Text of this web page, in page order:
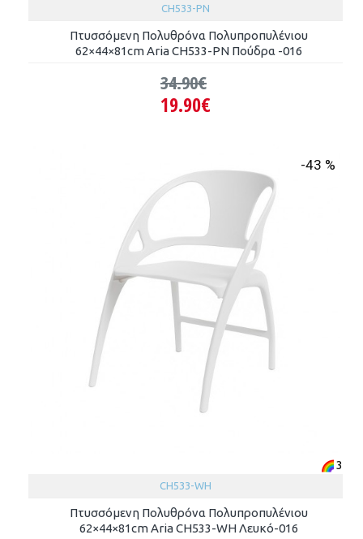
CH533-PN
Πτυσσόμενη Πολυθρόνα Πολυπροπυλένιου
62×44×81cm Aria CH533-PN Πούδρα -016
19.90€
34.90€
-43 %
3
CH533-WH
Πτυσσόμενη Πολυθρόνα Πολυπροπυλένιου
62×44×81cm Aria CH533-WH Λευκό-016